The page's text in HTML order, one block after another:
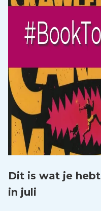
Dit is wat je
in juli